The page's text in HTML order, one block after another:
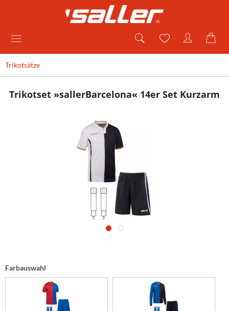
Trikotsätze
Trikotset »sallerBarcelona« 14er Set Kurzarm
Farbauswahl